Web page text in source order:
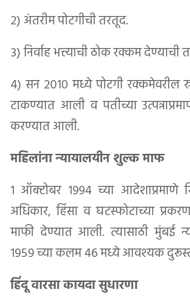
२) अंतरीम पोटगीची तरतूद.
३) निर्वाह भत्त्याची ठोक रक्कम देण्याची
४) सन २०१० मध्ये पोटगी रक्कमेवरील
टाकण्यात आली व पतीच्या
करण्यात आली.
महिलांना न्यायालयीन शुल्क माफ
१ ऑक्टोबर १९९४ च्या आदेशाप्रमाणे
अधिकार, हिंसा व घटस्फोटाच्या
माफी देण्यात आली. त्यासाठी मुंबई
१९५९ च्या कलम ४६ मध्ये आवश्यक
हिंदू वारसा कायदा सुधारणा